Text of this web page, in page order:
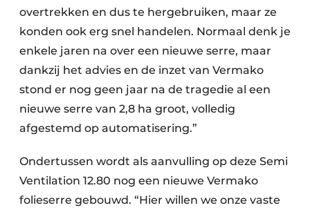
overtrekken en dus te hergebruiken, maar ze
konden ook erg snel handelen. Normaal denk je
enkele jaren na over een nieuwe serre, maar
dankzij het advies en de inzet van Vermako
stond er nog geen jaar na de tragedie al een
nieuwe serre van 2,8 ha groot, volledig
afgestemd op automatisering.”
Ondertussen wordt als aanvulling op deze Semi
Ventilation 12.80 nog een nieuwe Vermako
folieserre gebouwd. “Hier willen we onze vaste